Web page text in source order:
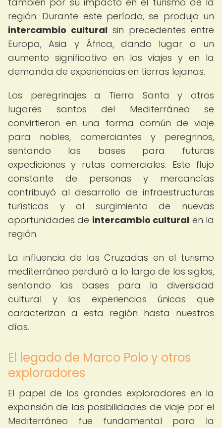
región. Durante este período, se produjo un
intercambio cultural sin precedentes entre
Europa, Asia y África, dando lugar a un
aumento significativo en los viajes y en la
demanda de experiencias en tierras lejanas.
Los peregrinajes a Tierra Santa y otros
lugares santos del Mediterráneo se
convirtieron en una forma común de viaje
para nobles, comerciantes y peregrinos,
sentando las bases para futuras
expediciones y rutas comerciales. Este flujo
constante de personas y mercancías
contribuyó al desarrollo de infraestructuras
turísticas y al surgimiento de nuevas
oportunidades de intercambio cultural en la
región.
La influencia de las Cruzadas en el turismo
mediterráneo perduró a lo largo de los siglos,
sentando las bases para la diversidad
cultural y las experiencias únicas que
caracterizan a esta región hasta nuestros
días.
El legado de Marco Polo y otros
exploradores
El papel de los grandes exploradores en la
expansión de las posibilidades de viaje por el
Mediterráneo fue fundamental para la